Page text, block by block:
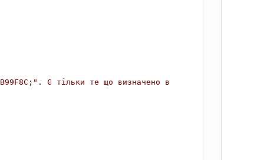
Є тільки те що визначено в